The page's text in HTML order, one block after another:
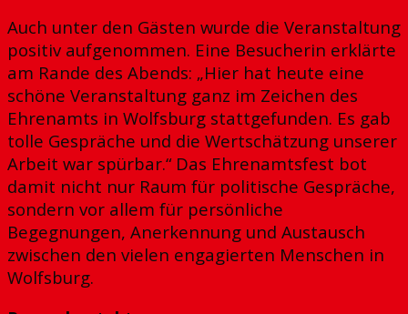
Auch unter den Gästen wurde die Veranstaltung
positiv aufgenommen. Eine Besucherin erklärte
am Rande des Abends: „Hier hat heute eine
schöne Veranstaltung ganz im Zeichen des
Ehrenamts in Wolfsburg stattgefunden. Es gab
tolle Gespräche und die Wertschätzung unserer
Arbeit war spürbar.“ Das Ehrenamtsfest bot
damit nicht nur Raum für politische Gespräche,
sondern vor allem für persönliche
Begegnungen, Anerkennung und Austausch
zwischen den vielen engagierten Menschen in
Wolfsburg.